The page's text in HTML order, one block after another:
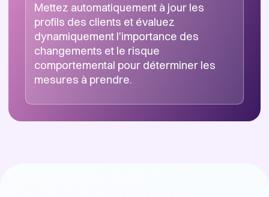
Mettez automatiquement à jour les
profils des clients et évaluez
dynamiquement l'importance des
changements et le risque
comportemental pour déterminer les
mesures à prendre.
Évaluez dynamiquement le risque
Réévaluez le risque client à l'aide de
caractéristiques contextuelles
supplémentaires lors de la détection
d'un changement de profil.
Limitez les contacts clients lors de
l'actualisation des profils
Surveillez en permanence les sources
de données publiques afin d'éviter de
solliciter inutilement les clients